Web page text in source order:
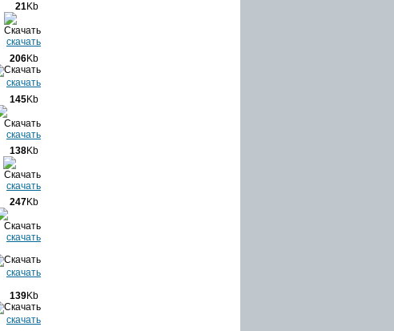
21Kb
скачать
206Kb
скачать
145Kb
скачать
138Kb
скачать
247Kb
скачать
скачать
139Kb
скачать